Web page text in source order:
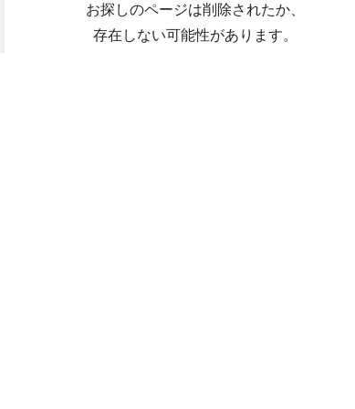
お探しのページは削除されたか、
存在しない可能性があります。